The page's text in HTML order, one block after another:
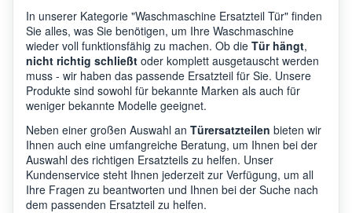
In unserer Kategorie "Waschmaschine Ersatzteil Tür" finden
Sie alles, was Sie benötigen, um Ihre Waschmaschine
wieder voll funktionsfähig zu machen. Ob die Tür hängt,
nicht richtig schließt oder komplett ausgetauscht werden
muss - wir haben das passende Ersatzteil für Sie. Unsere
Produkte sind sowohl für bekannte Marken als auch für
weniger bekannte Modelle geeignet.
Neben einer großen Auswahl an Türersatzteilen bieten wir
Ihnen auch eine umfangreiche Beratung, um Ihnen bei der
Auswahl des richtigen Ersatzteils zu helfen. Unser
Kundenservice steht Ihnen jederzeit zur Verfügung, um all
Ihre Fragen zu beantworten und Ihnen bei der Suche nach
dem passenden Ersatzteil zu helfen.